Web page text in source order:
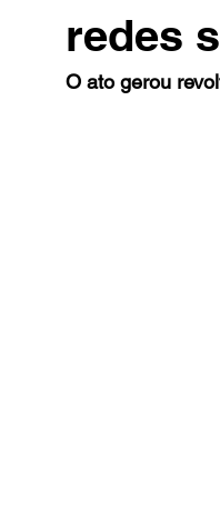
redes
O ato gerou